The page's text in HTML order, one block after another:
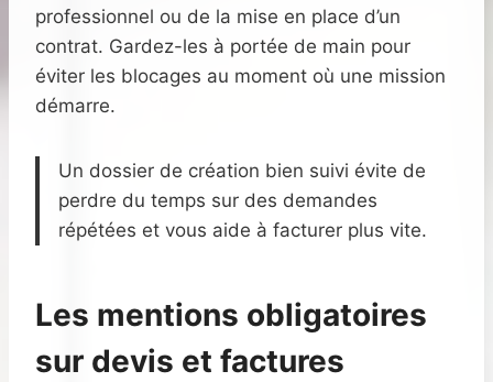
professionnel ou de la mise en place d’un
contrat. Gardez-les à portée de main pour
éviter les blocages au moment où une mission
démarre.
Un dossier de création bien suivi évite de
perdre du temps sur des demandes
répétées et vous aide à facturer plus vite.
Les mentions obligatoires
sur devis et factures